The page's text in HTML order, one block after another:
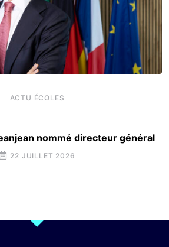
ACTU ÉCOLES
nommé directeur général
22 JUILLET 2026